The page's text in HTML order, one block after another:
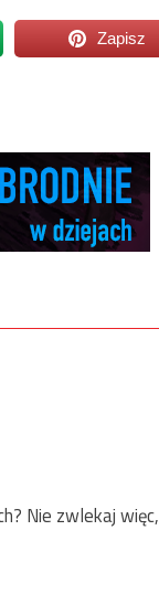
Zapisz
Nie zwlekaj więc,